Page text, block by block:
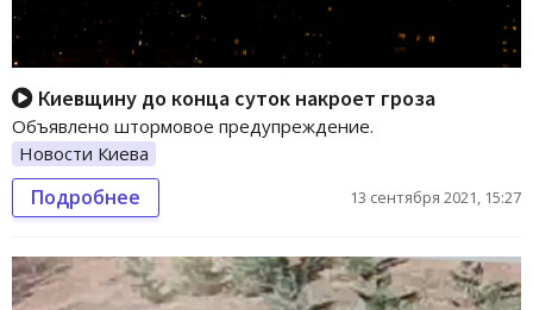
Киевщину до конца суток накроет гроза
Объявлено штормовое предупреждение.
Новости Киева
Подробнее 13 сентября 2021, 15:27